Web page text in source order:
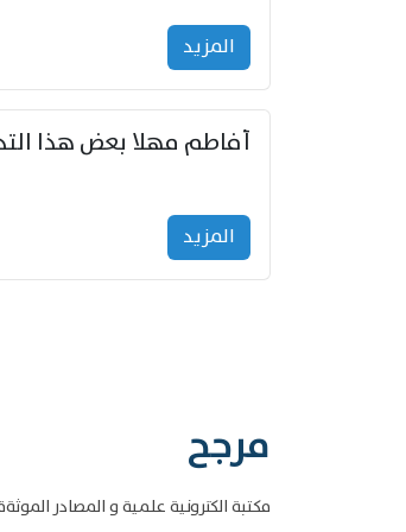
المزید
المزید
مرجح
مكتبة الكترونية علمية و المصادر